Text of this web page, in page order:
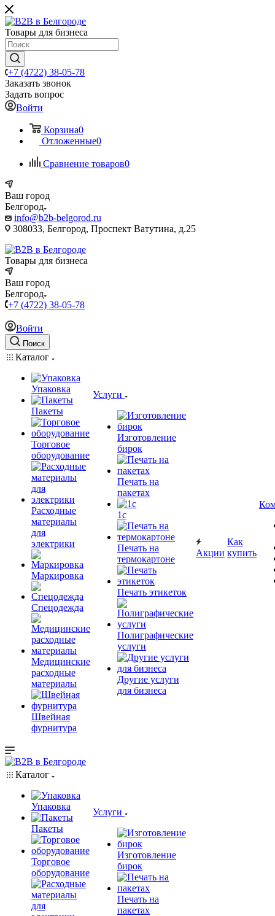
Товары для бизнеса
+7 (4722) 38-05-78
Заказать звонок
Задать вопрос
Войти
Корзина0
Отложенные0
Сравнение товаров0
Ваш город
Белгород
info@b2b-belgorod.ru
308033, Белгород, Проспект Ватутина, д.25
Товары для бизнеса
Ваш город
Белгород
+7 (4722) 38-05-78
Войти
Поиск
Каталог
Упаковка
Пакеты
Торговое
оборудование
Расходные
материалы
для
электрики
Маркировка
Спецодежда
Медицинские
расходные
материалы
Швейная
фурнитура
Услуги
Изготовление
бирок
Печать на
пакетах
1c
Печать на
термокартоне
Печать этикеток
Полиграфические
услуги
Другие услуги
для бизнеса
Акции
Как
купить
Каталог
Упаковка
Пакеты
Торговое
оборудование
Услуги
Изготовление
бирок
Печать на
пакетах